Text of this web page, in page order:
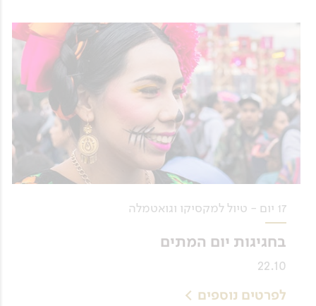
17 יום - טיול למקסיקו וגואטמלה
בחגיגות יום המתים
22.10
לפרטים נוספים